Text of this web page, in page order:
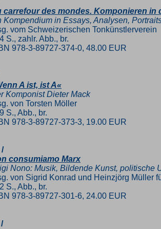
carrefour des mondes. Komponieren in
Kompendium in Essays, Analysen,
vom Schweizerischen Tonkünstlerverein
S., zahlr. Abb., br.
978-3-89727-374-0, 48.00 EUR
A ist, ist A«
Komponist Dieter Mack
von Torsten Möller
S., Abb., br.
978-3-89727-373-3, 19.00 EUR
/
consumiamo Marx
Nono: Musik, Bildende Kunst, politische
von Sigrid Konrad und Heinzjörg Müller
S., Abb., br.
978-3-89727-301-6, 24.00 EUR